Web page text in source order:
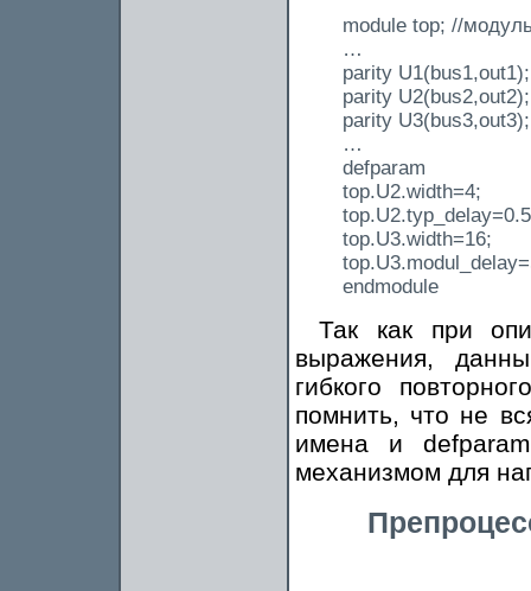
module top; //
…
parity U1(bus1,out1);
parity U2(bus2,out2);
parity U3(bus3,out3);
…
defparam
top.U2.width=4;
top.U3.width=16;
endmodule
Так как при
выражения,
гибкого
помнить, что не
имена и
механизмом для